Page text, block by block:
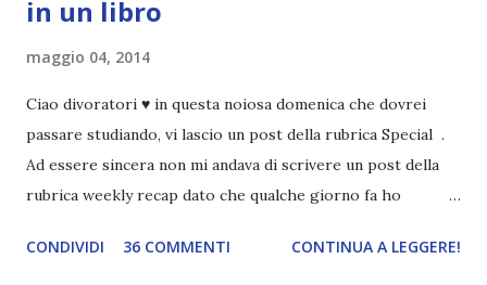
in un libro
maggio 04, 2014
Ciao divoratori ♥ in questa noiosa domenica che dovrei
passare studiando, vi lascio un post della rubrica Special .
Ad essere sincera non mi andava di scrivere un post della
rubrica weekly recap dato che qualche giorno fa ho
troppo creare un nuovo banner xD Nella puntata di oggi vi
CONDIVIDI 36 COMMENTI CONTINUA A LEGGERE!